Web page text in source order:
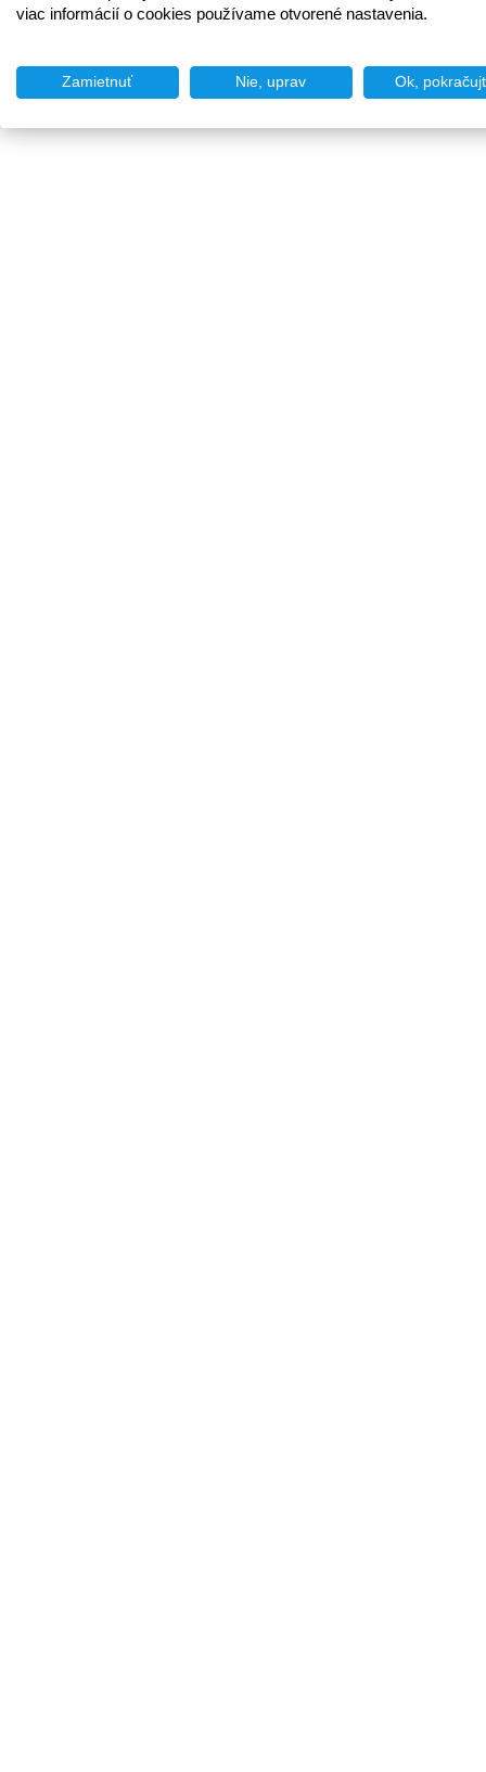
viac informácií o cookies používame otvorené nastavenia.
Zamietnuť Nie, uprav Ok,